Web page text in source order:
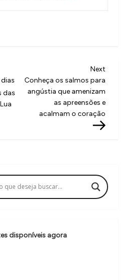
das
Next
Post
Next
Conheça os salmos para
angústia que amenizam
as apreensões e
acalmam o coração
disponíveis agora